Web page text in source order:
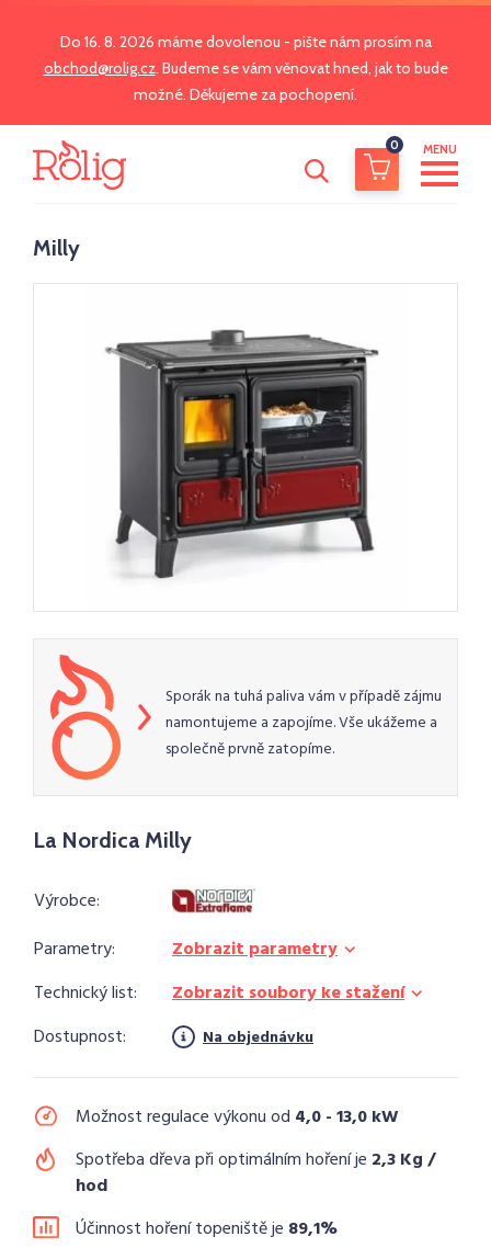
Do 16. 8. 2026 máme dovolenou - pište nám prosím na
obchod@rolig.cz. Budeme se vám věnovat hned, jak to bude
možné. Děkujeme za pochopení.
0 MENU
Milly
Sporák na tuhá paliva vám v případě zájmu
namontujeme a zapojíme. Vše ukážeme a
společně prvně zatopíme.
La Nordica Milly
Výrobce:
Parametry:
Zobrazit parametry
Technický list:
Zobrazit soubory ke stažení
Dostupnost:
Na objednávku
Možnost regulace výkonu od 4,0 - 13,0 kW
Spotřeba dřeva při optimálním hoření je 2,3 Kg /
hod
Účinnost hoření topeniště je 89,1%